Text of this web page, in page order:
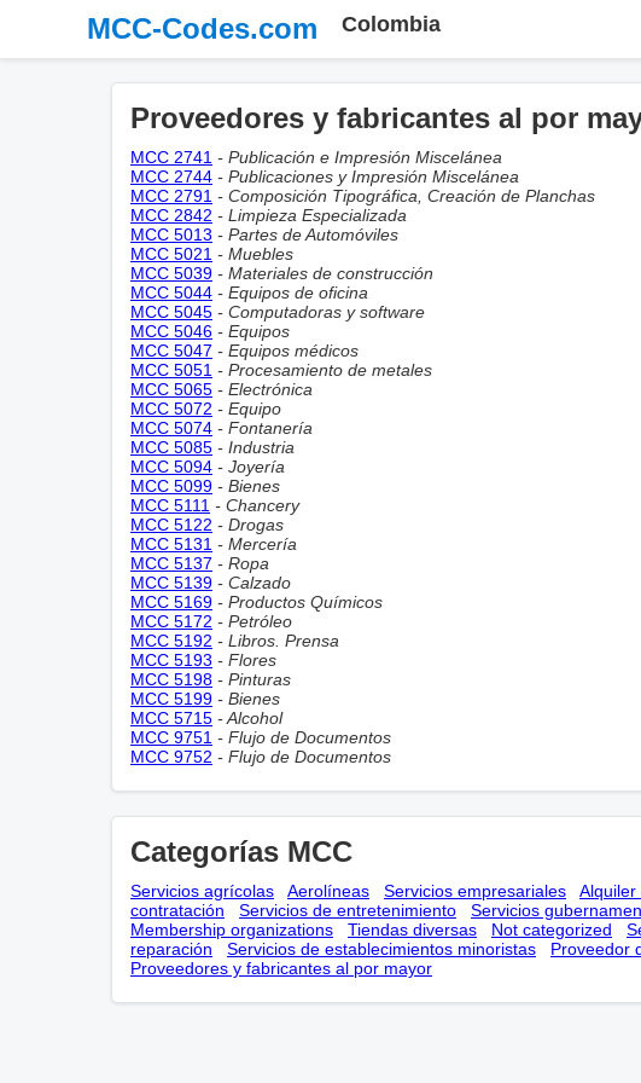
MCC-Codes.com Colombia
Proveedores y fabricantes al por
MCC 2741 - Publicación e Impresión Miscelánea
MCC 2744 - Publicaciones y Impresión Miscelánea
MCC 2791 - Composición Tipográfica, Creación de Planchas
MCC 2842 - Limpieza Especializada
MCC 5013 - Partes de Automóviles
MCC 5021 - Muebles
MCC 5039 - Materiales de construcción
MCC 5044 - Equipos de oficina
MCC 5045 - Computadoras y software
MCC 5046 - Equipos
MCC 5047 - Equipos médicos
MCC 5051 - Procesamiento de metales
MCC 5065 - Electrónica
MCC 5072 - Equipo
MCC 5074 - Fontanería
MCC 5085 - Industria
MCC 5094 - Joyería
MCC 5099 - Bienes
MCC 5111 - Chancery
MCC 5122 - Drogas
MCC 5131 - Mercería
MCC 5137 - Ropa
MCC 5139 - Calzado
MCC 5169 - Productos Químicos
MCC 5172 - Petróleo
MCC 5192 - Libros. Prensa
MCC 5193 - Flores
MCC 5198 - Pinturas
MCC 5199 - Bienes
MCC 5715 - Alcohol
MCC 9751 - Flujo de Documentos
MCC 9752 - Flujo de Documentos
Categorías MCC
Servicios agrícolas Aerolíneas Servicios empresariales Alquiler
contratación
Servicios de entretenimiento Servicios
Membership оrganizations
Tiendas diversas Not categorized
reparación
Servicios de establecimientos minoristas Proveedor
Proveedores y fabricantes al por mayor